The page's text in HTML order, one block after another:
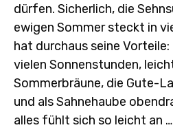
dürfen. Sicherlich, die
ewigen Sommer steckt in
hat durchaus seine Vorteile:
vielen Sonnenstunden,
Sommerbräune, die Gute-
und als Sahnehaube
alles fühlt sich so leicht an …